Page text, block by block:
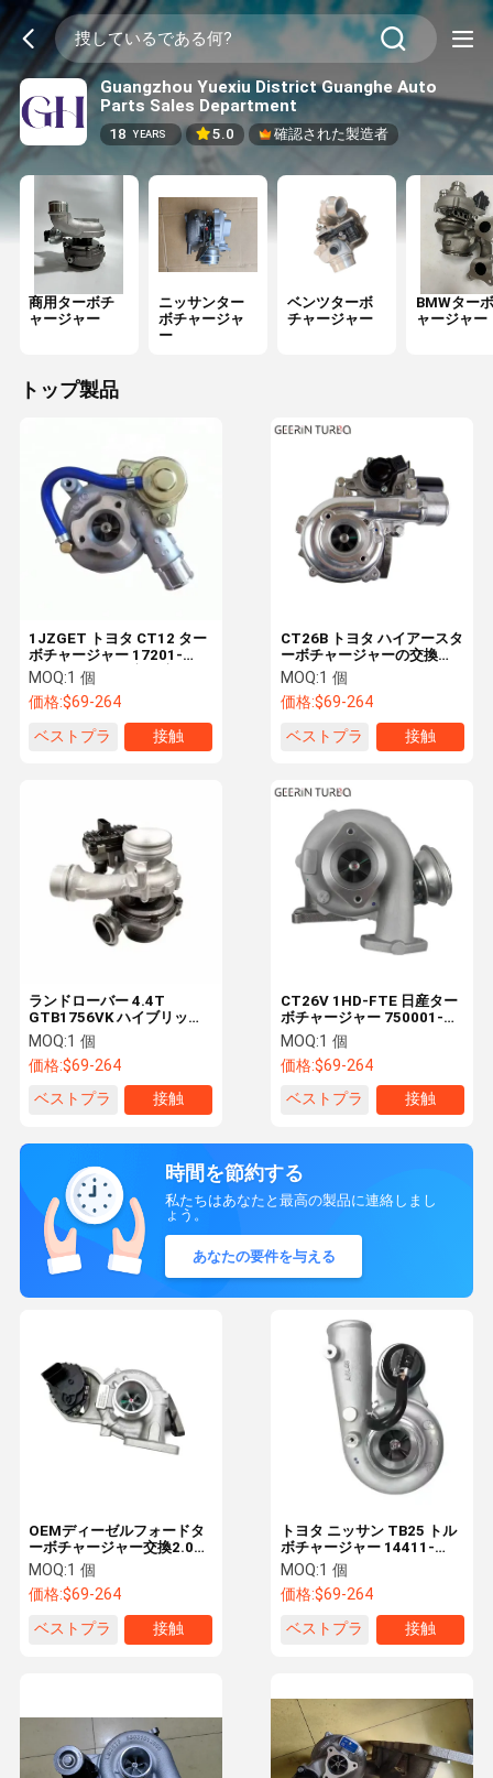
Guangzhou Yuexiu District Guanghe Auto
Parts Sales Department
18 YEARS 5.0 確認された製造者
商用ターボチ
ャージャー
ニッサンター
ボチャージャ
ー
ベンツターボ
チャージャー
BMWター
ャージャー
トップ製品
1JZGET トヨタ CT12 ター
ボチャージャー 17201-
70020 エンジン部品交換
MOQ:1 個
価格:$69-264
ベストプラ
接触
CT26B トヨタ ハイアースタ
ーボチャージャーの交換
7M-GTE 17201-58060
MOQ:1 個
価格:$69-264
ベストプラ
接触
ランドローバー 4.4T
GTB1756VK ハイブリッド
ターボチャージャー
802733-0001 アルミシェ
ル
MOQ:1 個
価格:$69-264
ベストプラ
接触
CT26V 1HD-FTE 日産ター
ボチャージャー 750001-
0001 17201-17050 カスタ
マイズ
MOQ:1 個
価格:$69-264
ベストプラ
接触
時間を節約する
私たちはあなたと最高の製品に連絡しまし
ょう。
あなたの要件を与える
トヨタ ニッサン TB25 トル
ボチャージャー 14411-
7F400 852162-5001S エ
ンジンアクセサリー
MOQ:1 個
価格:$69-264
ベストプラ
接触
OEMディーゼルフォードタ
ーボチャージャー交換2.0T
GTE1446VKZ 850229-
5004S
MOQ:1 個
価格:$69-264
ベストプラ
接触